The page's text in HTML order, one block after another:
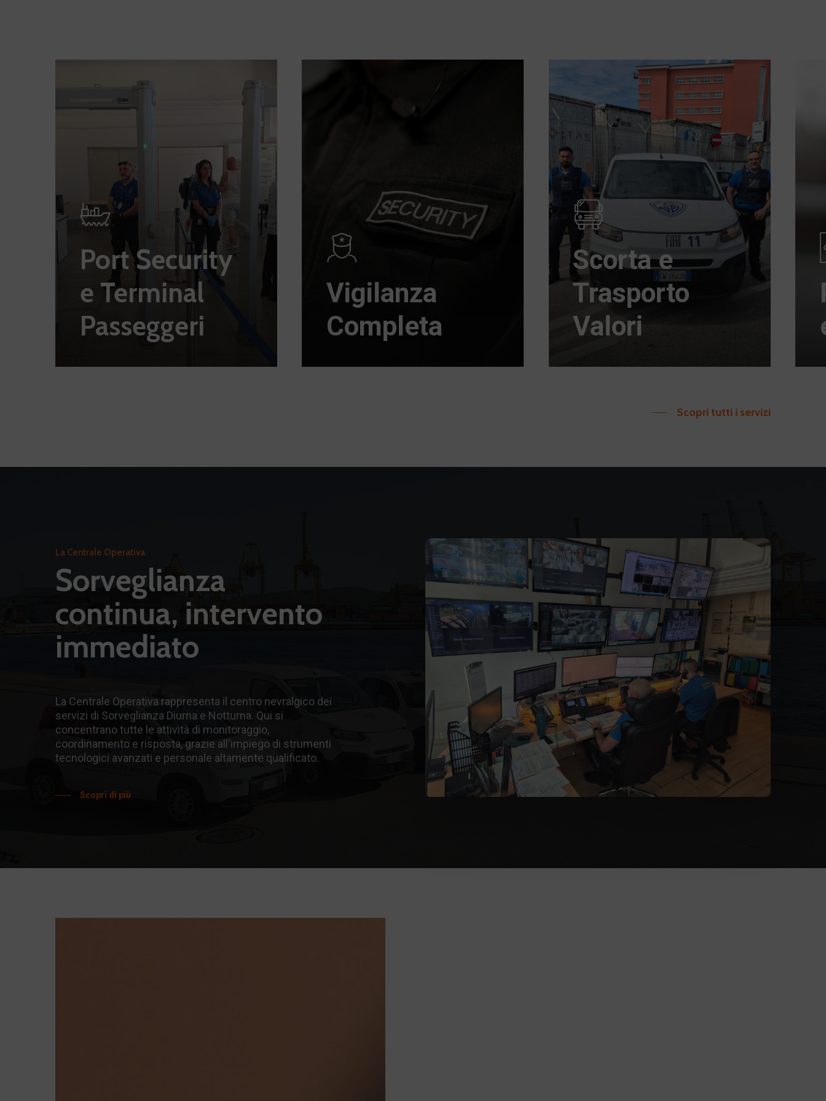
Port Security
e Terminal
Passeggeri
Vigilanza
Completa
Scorta e
Trasporto
Valori
Scopri tutti i servizi
La Centrale Operativa
Sorveglianza
continua, intervento
immediato
La Centrale Operativa rappresenta il centro nevralgico dei
servizi di Sorveglianza Diurna e Notturna. Qui si
concentrano tutte le attività di monitoraggio,
coordinamento e risposta, grazie all'impiego di strumenti
tecnologici avanzati e personale altamente qualificato.
Scopri di più